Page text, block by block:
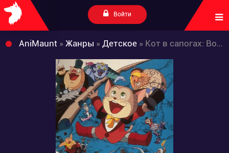
Войти
AniMaunt » Жанры » Детское » Кот в сапогах: Вокруг света за 80 дней